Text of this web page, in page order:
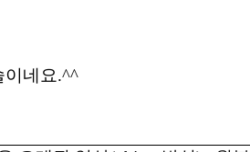
이네요.^^